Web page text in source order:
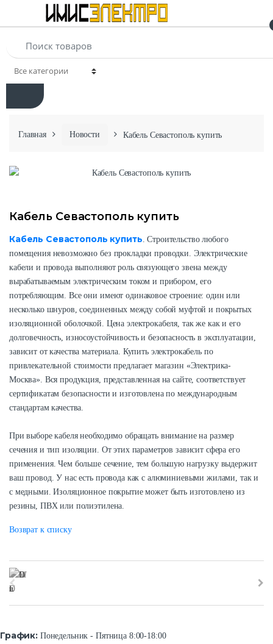
Главная Новости Кабель Севастополь купить
Кабель Севастополь купить
Кабель Севастополь купить . Строительство любого
помещения невозможно без прокладки проводки. Электрические
кабели и провода выполняют роль связующего звена между
вырабатываемым электрическим током и прибором, его
потребляющим. Все они имеют одинаковое строение: один или
несколько шнуров, соединенных между собой муфтой и покрытых
изоляционной оболочкой. Цена электрокабеля, так же как и его
долговечность, износоустойчивость и безопасность в эксплуатации,
зависит от качества материала. Купить электрокабель по
привлекательной стоимости предлагает магазин «Электрика-
Москва». Вся продукция, представленная на сайте, соответствует
сертификатам безопасности и изготовлена по международным
стандартам качества.
При выборе кабеля необходимо обращать внимание на размер
сечения и тип изоляции. От этих параметров зависит сфера его
применения. Чем больше сечение, тем большую нагрузку выдержит
ваш провод. У нас есть провода как с алюминиевыми жилами, так и
с медными. Изоляционное покрытие может быть изготовлено из
резины, ПВХ или полиэтилена.
Возврат к списку
График: Понедельник - Пятница 8:00-18:00